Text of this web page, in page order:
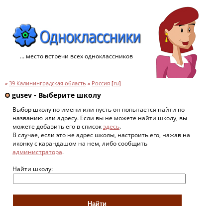
... место встречи всех одноклассников
» 39 Калининградская область » Россия [ru]
gusev - Выберите школу
Выбор школу по имени или пусть он попытается найти по
названию или адресу. Если вы не можете найти школу, вы
можете добавить его в списокздесь.
В случае, если это не адрес школы, настроить его, нажав на
иконку с карандашом на нем, либо сообщить
администратора.
Найти школу: